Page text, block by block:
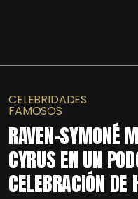
CELEBRIDADES
FAMOSOS
RAVEN-SYMONÉ
CYRUS EN UN
CELEBRACIÓN